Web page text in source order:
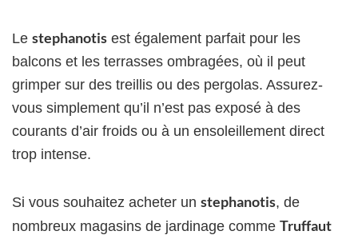
Le stephanotis est également parfait pour les
balcons et les terrasses ombragées, où il peut
grimper sur des treillis ou des pergolas. Assurez-
vous simplement qu’il n’est pas exposé à des
courants d’air froids ou à un ensoleillement direct
trop intense.
Si vous souhaitez acheter un stephanotis, de
nombreux magasins de jardinage comme Truffaut